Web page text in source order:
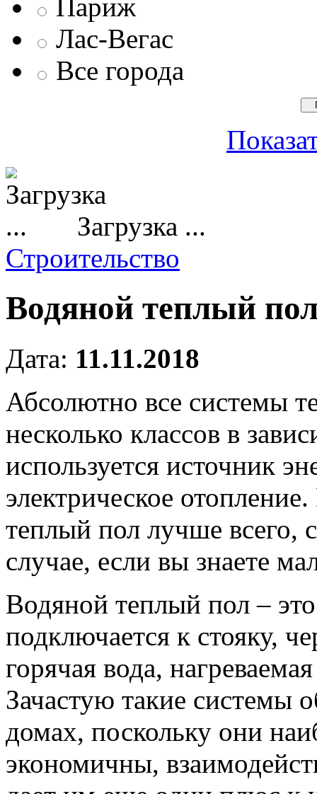
Париж
Лас-Вегас
Все города
Загрузка ...
Строительство
Водяной теплый
Дата: 11.11.2018
Абсолютно все системы
несколько классов в
используется источник
электрическое отопление.
теплый пол лучше всего,
случае, если вы знаете
Водяной теплый пол –
подключается к стояку,
горячая вода,
Зачастую такие системы
домах, поскольку они
экономичны,